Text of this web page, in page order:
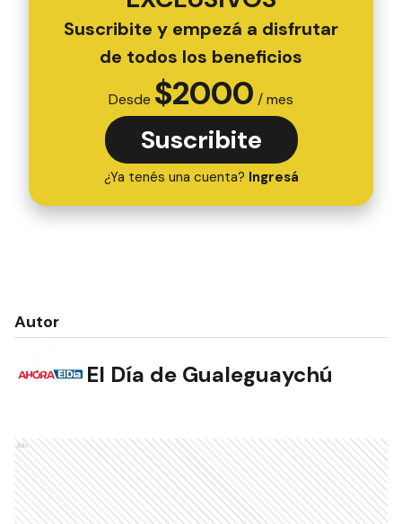
Suscribite y empezá a disfrutar
de todos los beneficios
Desde $2000 / mes
Suscribite
¿Ya tenés una cuenta? Ingresá
Autor
El Día de Gualeguaychú
Ads